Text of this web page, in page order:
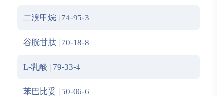
二溴甲烷 | 74-95-3
谷胱甘肽 | 70-18-8
L-乳酸 | 79-33-4
苯巴比妥 | 50-06-6